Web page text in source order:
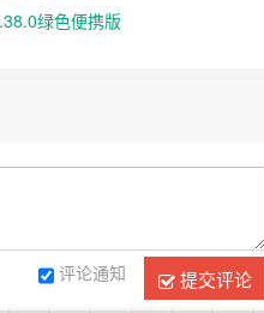
绿色便携版
提交评论
评论通知